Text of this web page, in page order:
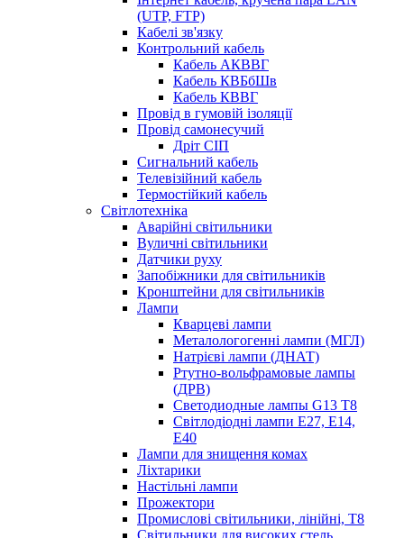
(UTP, FTP)
Кабелі зв'язку
Контрольний кабель
Кабель АКВВГ
Кабель КВБбШв
Кабель КВВГ
Провід в гумовій ізоляції
Провід самонесучий
Дріт СІП
Сигнальний кабель
Телевізійний кабель
Термостійкий кабель
Світлотехніка
Аварійні світильники
Вуличні світильники
Датчики руху
Запобіжники для світильників
Кронштейни для світильників
Лампи
Кварцеві лампи
Металологогенні лампи (МГЛ)
Натрієві лампи (ДНАТ)
Ртутно-вольфрамовые лампы
(ДРВ)
Светодиодные лампы G13 Т8
Світлодіодні лампи E27, E14,
E40
Лампи для знищення комах
Ліхтарики
Настільні лампи
Прожектори
Промислові світильники, лінійні, Т8
Світильники для високих стель